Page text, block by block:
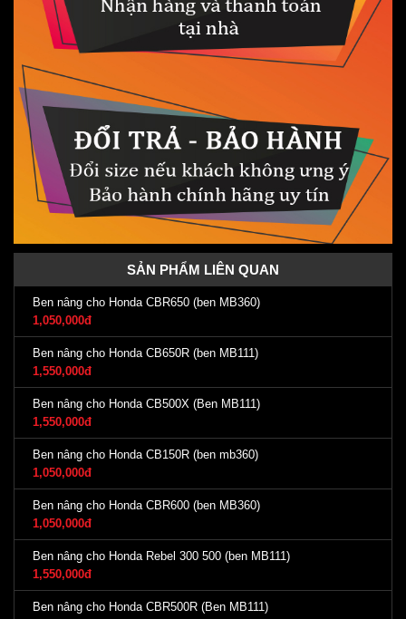
SẢN PHẨM LIÊN QUAN
Ben nâng cho Honda CBR650 (ben MB360)
1,050,000đ
Ben nâng cho Honda CB650R (ben MB111)
1,550,000đ
Ben nâng cho Honda CB500X (Ben MB111)
1,550,000đ
Ben nâng cho Honda CB150R (ben mb360)
1,050,000đ
Ben nâng cho Honda CBR600 (ben MB360)
1,050,000đ
Ben nâng cho Honda Rebel 300 500 (ben MB111)
1,550,000đ
Ben nâng cho Honda CBR500R (Ben MB111)